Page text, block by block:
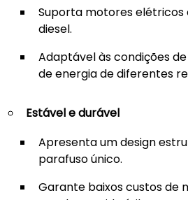
Suporta motores elétricos
diesel.
Adaptável às condições
de energia de diferentes
Estável e durável
Apresenta um design
parafuso único.
Garante baixos custos de